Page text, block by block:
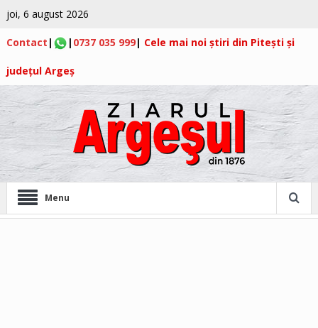
joi, 6 august 2026
Contact | | 0737 035 999| Cele mai noi știri din Pitești și
județul Argeș
Menu